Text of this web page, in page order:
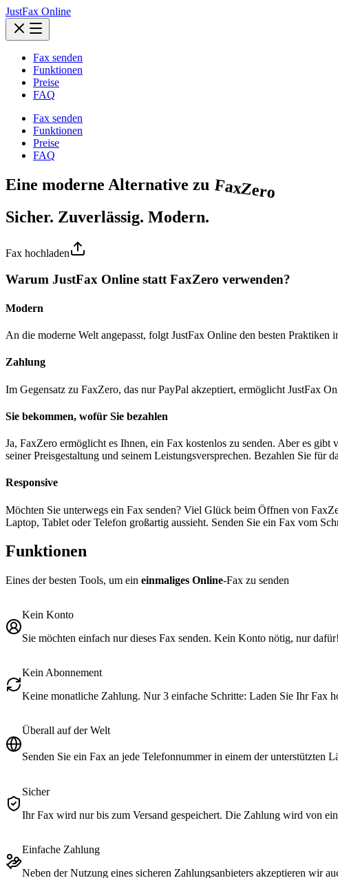
JustFax Online
Fax senden
Funktionen
Preise
FAQ
Fax senden
Funktionen
Preise
FAQ
Eine moderne Alternative zu FaxZero
Sicher. Zuverlässig. Modern.
Fax hochladen
Warum JustFax Online statt FaxZero verwenden?
Modern
An die moderne Welt angepasst, folgt JustFax Online den besten
Zahlung
Im Gegensatz zu FaxZero, das nur PayPal akzeptiert, ermöglicht JustFax
Sie bekommen, wofür Sie bezahlen
Ja, FaxZero ermöglicht es Ihnen, ein Fax kostenlos zu senden. Aber es
seiner Preisgestaltung und seinem Leistungsversprechen. Bezahlen Sie
Responsive
Möchten Sie unterwegs ein Fax senden? Viel Glück beim Öffnen von
Laptop, Tablet oder Telefon großartig aussieht. Senden Sie ein Fax vom
Funktionen
Eines der besten Tools, um ein einmaliges Online-Fax zu senden
Kein Konto
Sie möchten einfach nur dieses Fax senden. Kein Konto nötig, nur dafür!
Kein Abonnement
Keine monatliche Zahlung. Nur 3 einfache Schritte: Laden Sie Ihr Fax
Überall auf der Welt
Senden Sie ein Fax an jede Telefonnummer in einem der unterstützten
Sicher
Ihr Fax wird nur bis zum Versand gespeichert. Die Zahlung wird von
Einfache Zahlung
Neben der Nutzung eines sicheren Zahlungsanbieters akzeptieren wir